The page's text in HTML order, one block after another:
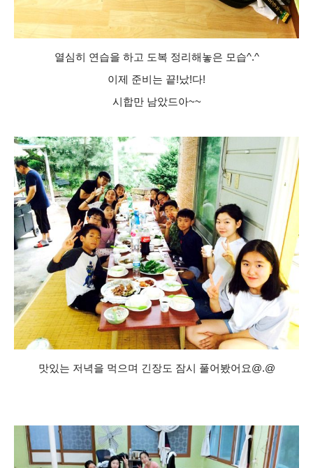
열심히 연습을 하고 도복 정리해놓은 모습^.^
이제 준비는 끝!났!다!
시합만 남았드아~~
맛있는 저녁을 먹으며 긴장도 잠시 풀어봤어요@.@